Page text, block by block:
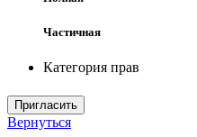
Частичная
Категория прав
Пригласить
Вернуться